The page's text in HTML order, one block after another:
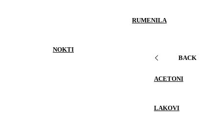
RUMENILA
NOKTI
BACK
ACETONI
LAKOVI